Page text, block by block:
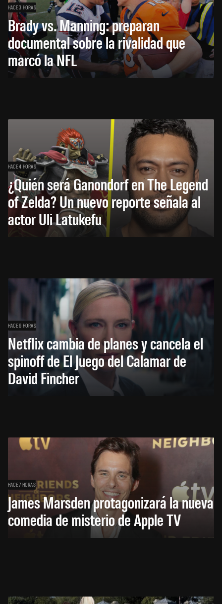
HACE 3 HORAS
Brady vs. Manning: preparan
documental sobre la rivalidad que
marcó la NFL
HACE 4 HORAS
¿Quién será Ganondorf en The Legend
of Zelda? Un nuevo reporte señala al
actor Uli Latukefu
HACE 6 HORAS
Netflix cambia de planes y cancela el
spinoff de El Juego del Calamar de
David Fincher
HACE 7 HORAS
James Marsden protagonizará la nueva
comedia de misterio de Apple TV